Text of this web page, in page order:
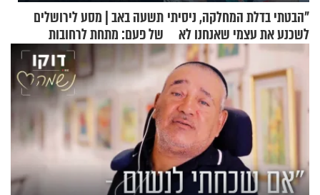
"הבטתי בדלת המחלקה, ניסיתי
לשכנע את עצמי שאנחנו לא
שייכים לשם"
תשעה באב | מסע לירושלים
של פעם: מתחת לרחובות
ירושלים